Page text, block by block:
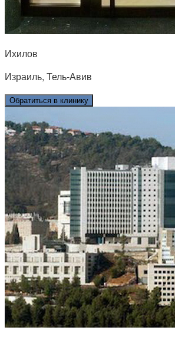
Ихилов
Израиль, Тель-Авив
Обратиться в клинику